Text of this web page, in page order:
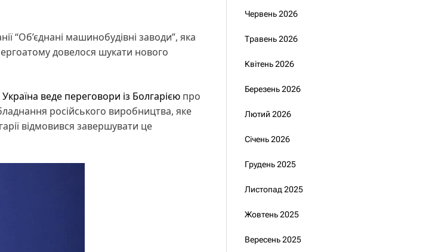
“Об’єднані машинобудівні заводи”, яка
довелося шукати нового
веде переговори із Болгарією про
російського виробництва, яке
відмовився завершувати це
Червень 2026
Травень 2026
Квітень 2026
Березень 2026
Лютий 2026
Січень 2026
Грудень 2025
Листопад 2025
Жовтень 2025
Вересень 2025